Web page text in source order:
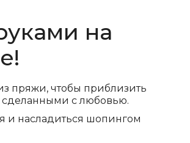
на
пряжи, чтобы приблизить
с любовью.
и насладиться шопингом